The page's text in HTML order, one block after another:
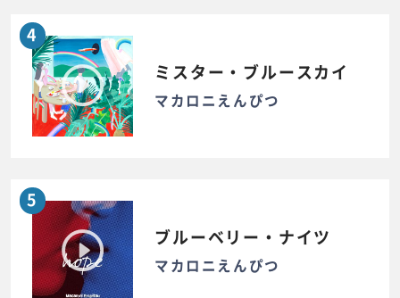
4
ミスター・ブルースカイ
マカロニえんぴつ
5
ブルーベリー・ナイツ
マカロニえんぴつ